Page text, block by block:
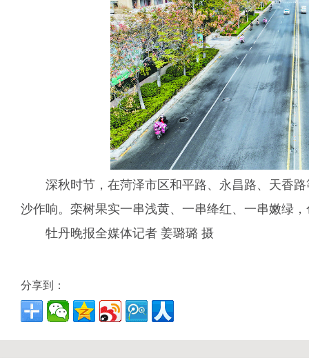
深秋时节，在菏泽市区和平路、永昌路、天香
沙作响。栾树果实一串浅黄、一串绛红、一串嫩绿
牡丹晚报全媒体记者 姜璐璐 摄
分享到：